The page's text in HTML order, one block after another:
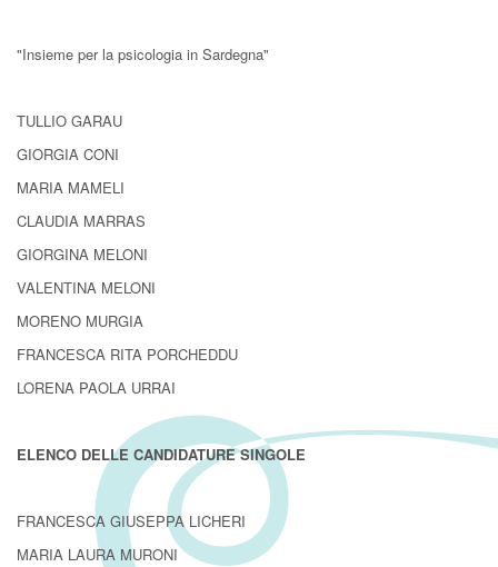
"Insieme per la psicologia in Sardegna"
TULLIO GARAU
GIORGIA CONI
MARIA MAMELI
CLAUDIA MARRAS
GIORGINA MELONI
VALENTINA MELONI
MORENO MURGIA
FRANCESCA RITA PORCHEDDU
LORENA PAOLA URRAI
ELENCO DELLE CANDIDATURE SINGOLE
FRANCESCA GIUSEPPA LICHERI
MARIA LAURA MURONI